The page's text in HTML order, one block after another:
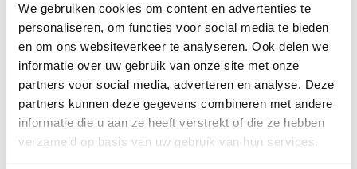
We gebruiken cookies om content en advertenties te
personaliseren, om functies voor social media te bieden
en om ons websiteverkeer te analyseren. Ook delen we
informatie over uw gebruik van onze site met onze
partners voor social media, adverteren en analyse. Deze
partners kunnen deze gegevens combineren met andere
informatie die u aan ze heeft verstrekt of die ze hebben
verzameld op basis van uw gebruik van hun services.
Recente projecten
Project: Heiligeweg in Amsterdam
23 juli 2026
Monumentaal onderhoud bij het
Koningsplein
10 juli 2026